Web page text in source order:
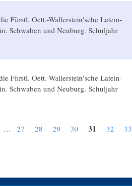
Fürstl. Oett.-Wallerstein'sche Latein-
Schwaben und Neuburg. Schuljahr
Fürstl. Oett.-Wallerstein'sche Latein-
Schwaben und Neuburg. Schuljahr
… 27 28 29 30 31 32 33